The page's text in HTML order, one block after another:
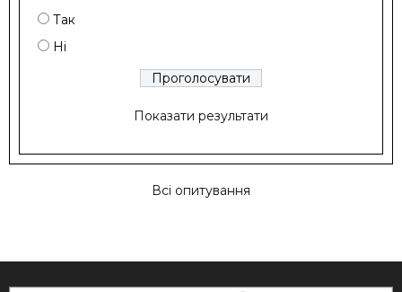
Так
Ні
Показати результати
Всі опитування